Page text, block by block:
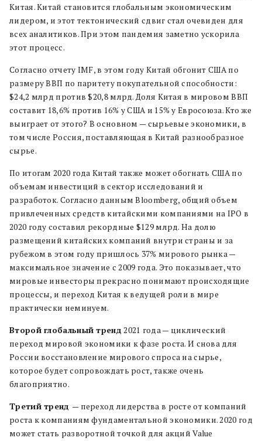
Китая. Китай становится глобальным экономическим
лидером, и этот тектонический сдвиг стал очевиден для
всех аналитиков. При этом пандемия заметно ускорила
этот процесс.
Согласно отчету IMF, в этом году Китай обгонит США по
размеру ВВП по паритету покупательной способности:
$24,2 млрд против $20,8 млрд. Доля Китая в мировом ВВП
составит 18,6% против 16% у США и 15% у Евросоюза. Кто же
выиграет от этого? В основном — сырьевые экономики, в
том числе Россия, поставляющая в Китай разнообразное
сырье.
По итогам 2020 года Китай также может обогнать США по
объемам инвестиций в сектор исследований и
разработок. Согласно данным Bloomberg, общий объем
привлеченных средств китайскими компаниями на IPO в
2020 году составил рекордные $129 млрд. На долю
размещений китайских компаний внутри страны и за
рубежом в этом году пришлось 37% мирового рынка —
максимальное значение с 2009 года. Это показывает, что
мировые инвесторы прекрасно понимают происходящие
процессы, и переход Китая к ведущей роли в мире
практически неминуем.
Второй глобальный тренд 2021 года — циклический
переход мировой экономики к фазе роста. И снова для
России восстановление мирового спроса на сырье,
которое будет сопровождать рост, также очень
благоприятно.
Третий тренд — переход лидерства в росте от компаний
роста к компаниям фундаментальной экономики. 2020 год
может стать разворотной точкой для акций Value